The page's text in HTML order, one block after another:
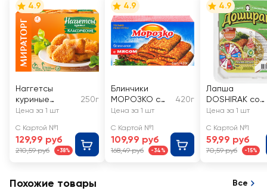
4.9
Наггетсы
куриные
МИРАТОРГ
250г
Цена за 1 шт
С Картой №1
129,99 руб
210,59 руб -38%
4.9
Блинчики
МОРОЗКО с
мясом
420г
Цена за 1 шт
С Картой №1
109,99 руб
168,49 руб -34%
4.9
Лапша
DOSHIRAK со
вкусом курицы
Цена за 1 шт
С Картой №1
59,99 руб
70,59 руб -15%
Похожие товары Все